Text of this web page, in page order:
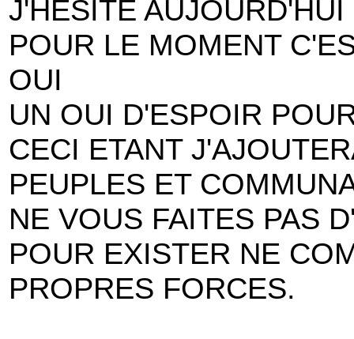
J'HESITE
POUR LE MOMENT
OUI
UN OUI D'ESPOIR
CECI ETANT
PEUPLES ET
NE VOUS FAITES PAS
POUR EXISTER NE
PROPRES FORCES.